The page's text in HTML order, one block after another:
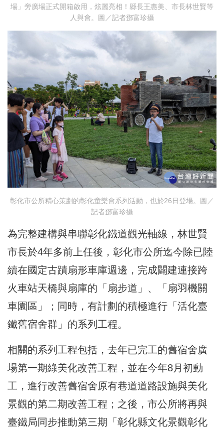
場」旁廣場正式開箱啟用，炫麗亮相！縣長王惠美、市長林世賢等
人與會。圖／記者鄧富珍攝
彰化市公所精心策劃的彰化童樂會系列活動，也於26日登場。圖／
記者鄧富珍攝
為完整建構與串聯彰化鐵道觀光軸線，林世賢
市長於4年多前上任後，彰化市公所迄今除已陸
續在國定古蹟扇形車庫週邊，完成闢建連接跨
火車站天橋與扇庫的「扇步道 」、「扇羽機關
車園區」；同時，有計劃的積極進行「活化臺
鐵舊宿舍群」的系列工程。
相關的系列工程包括，去年已完工的舊宿舍廣
場第一期綠美化改善工程，並在今年8月初動
工，進行改善舊宿舍原有巷道道路設施與美化
景觀的第二期改善工程；之後，市公所將再與
臺鐵局同步推動第三期「彰化縣文化景觀彰化